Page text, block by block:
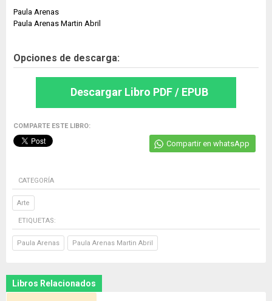
Paula Arenas
Paula Arenas Martin Abril
Opciones de descarga:
Descargar Libro PDF / EPUB
COMPARTE ESTE LIBRO:
Compartir en whatsApp
CATEGORÍA
Arte
ETIQUETAS:
Paula Arenas Paula Arenas Martin Abril
Libros Relacionados